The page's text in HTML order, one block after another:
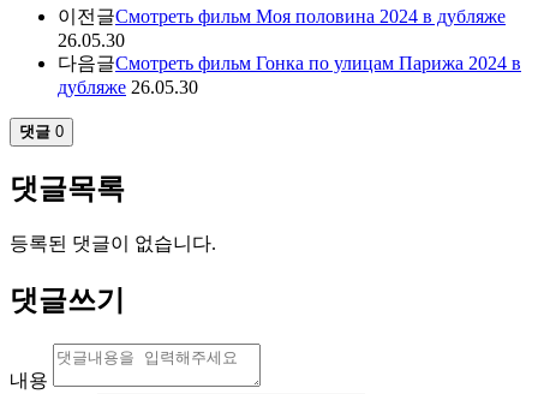
이전글Смотреть фильм Моя половина 2024 в дубляже
26.05.30
다음글Смотреть фильм Гонка по улицам Парижа 2024 в
дубляже 26.05.30
댓글 0
댓글목록
등록된 댓글이 없습니다.
댓글쓰기
내용